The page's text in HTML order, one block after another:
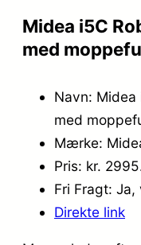
Midea i5C
med
Navn:
med
Mærke:
Pris: kr.
Fri Fragt:
Direkte link